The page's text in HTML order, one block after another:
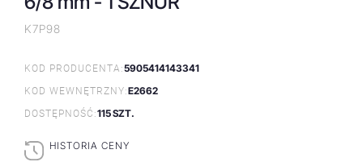
K7P98
KOD PRODUCENTA:5905414143341
KOD WEWNĘTRZNY:E2662
DOSTĘPNOŚĆ:115 SZT.
HISTORIA CENY